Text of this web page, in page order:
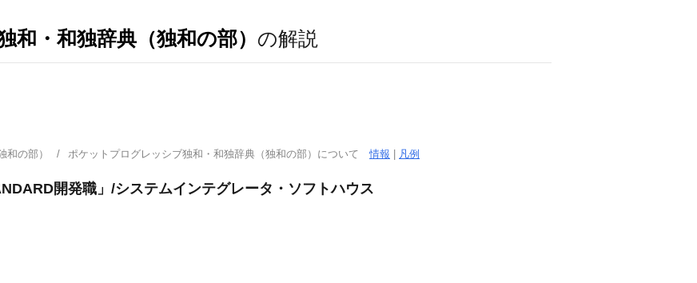
・和独辞典（独和の部） の解説
の部） ポケットプログレッシブ独和・和独辞典（独和の部）について情報 凡例
開発職」/システムインテグレータ・ソフトハウス